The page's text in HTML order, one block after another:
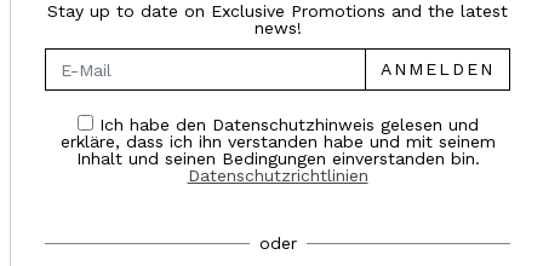
Stay up to date on Exclusive Promotions and the latest
news!
ANMELDEN
Ich habe den Datenschutzhinweis gelesen und
erkläre, dass ich ihn verstanden habe und mit seinem
Inhalt und seinen Bedingungen einverstanden bin.
Datenschutzrichtlinien
oder